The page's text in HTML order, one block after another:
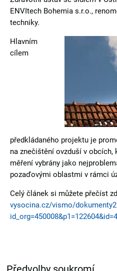
ENVItech Bohemia s.r.o.,
techniky.
Hlavním
cílem
předkládaného projektu je
na znečištění ovzduší v obcích,
měření vybrány jako
pozaďovými oblastmi v rámci
Celý článek si můžete přečíst
vysocina.cz/vismo/